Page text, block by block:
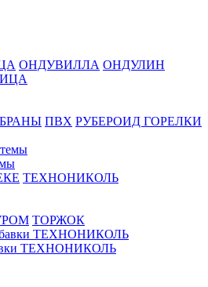
ОНДУВИЛЛА ОНДУЛИН
ПВХ РУБЕРОИД ГОРЕЛКИ
ТЕХНОНИКОЛЬ
ТОРЖОК
ТЕХНОНИКОЛЬ